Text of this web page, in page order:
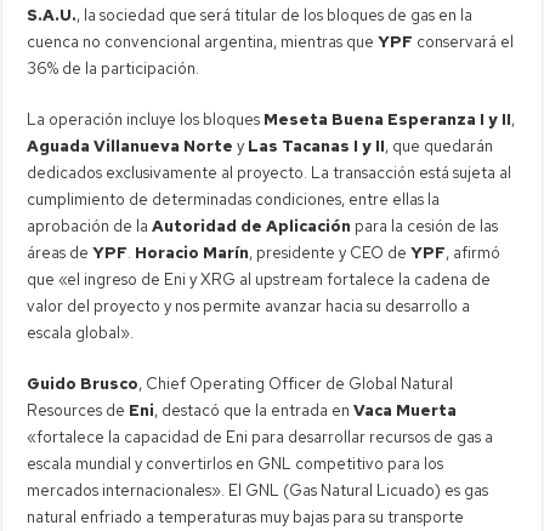
S.A.U., la sociedad que será titular de los bloques de gas en la
cuenca no convencional argentina, mientras queYPF conservará el
36% de la participación.
La operación incluye los bloques Meseta Buena Esperanza I y II,
Aguada Villanueva Norte y Las Tacanas I y II, que quedarán
dedicados exclusivamente al proyecto. La transacción está sujeta al
cumplimiento de determinadas condiciones, entre ellas la
aprobación de laAutoridad de Aplicación para la cesión de las
áreas deYPF. Horacio Marín, presidente y CEO deYPF, afirmó
que «el ingreso de Eni y XRG al upstream fortalece la cadena de
valor del proyecto y nos permite avanzar hacia su desarrollo a
escala global».
Guido Brusco, Chief Operating Officer de Global Natural
Resources de Eni, destacó que la entrada enVaca Muerta
«fortalece la capacidad de Eni para desarrollar recursos de gas a
escala mundial y convertirlos en GNL competitivo para los
mercados internacionales». El GNL (Gas Natural Licuado) es gas
natural enfriado a temperaturas muy bajas para su transporte